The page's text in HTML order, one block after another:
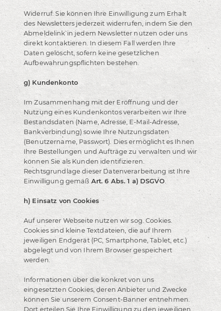
Widerruf: Sie können Ihre Einwilligung zum Erhalt
des Newsletters jederzeit widerrufen, indem Sie den
Abmeldelink in jedem Newsletter nutzen oder uns
direkt kontaktieren. In diesem Fall werden Ihre
Daten gelöscht, sofern keine gesetzlichen
Aufbewahrungspflichten bestehen.
g) Kundenkonto
Im Zusammenhang mit der Eröffnung und der
Nutzung eines Kundenkontos verarbeiten wir Ihre
Bestandsdaten (Name, Adresse, E-Mail-Adresse,
Bankverbindung) sowie Ihre Nutzungsdaten
(Benutzername, Passwort). Dies ermöglicht es Ihnen
Ihre Bestellungen und Aufträge zu verwalten und wir
können Sie als Kunden identifizieren.
Rechtsgrundlage dieser Datenverarbeitung ist Ihre
Einwilligung gemäß Art. 6 Abs. 1 a) DSGVO.
h) Einsatz von Cookies
Auf unserer Webseite nutzen wir sog. Cookies.
Cookies sind kleine Textdateien, die auf Ihrem
jeweiligen Endgerät (PC, Smartphone, Tablet, etc.)
abgelegt und von Ihrem Browser gespeichert
werden.
Informationen über die konkret von uns
eingesetzten Cookies, deren Anbieter und Zwecke
können Sie unserem Consent-Banner entnehmen.
Dort erteilen Sie Ihre Einwilligung zu den jeweiligen